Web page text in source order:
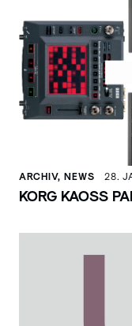
ARCHIV, NEWS 28.
KORG KAOSS